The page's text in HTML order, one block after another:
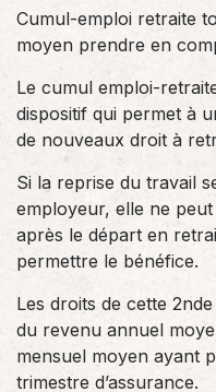
Cumul-emploi retraite
moyen prendre en
Le cumul emploi-
dispositif qui permet à
de nouveaux droit à
Si la reprise du travail
employeur, elle ne
après le départ en
permettre le bénéfice.
Les droits de cette
du revenu annuel
mensuel moyen ayant
trimestre d’assurance.